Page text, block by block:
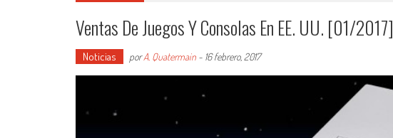
Ventas De Juegos Y Consolas En EE. UU. [01/2017]
Noticias porA. Quatermain - 16 febrero, 2017